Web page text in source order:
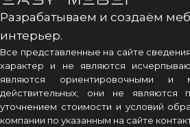
Разрабатываем и создаём
интерьер.
Все представленные на сайте
характер и не являются
являются ориентировочными и
действительных; они не являются
уточнением стоимости и условий
компании по указанным на сайте